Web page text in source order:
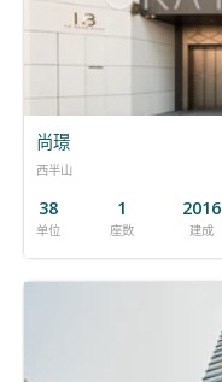
尚璟
西半山
38
单位
1
座数
2016
建成